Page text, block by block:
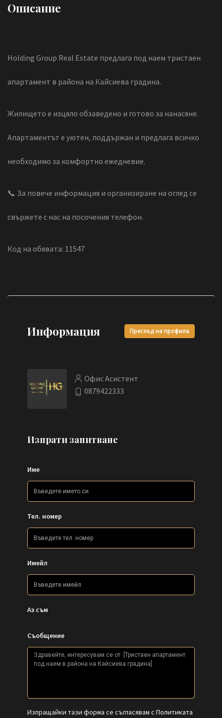
Описание
Holding Group Real Estate предлага под наем тристаен
апартамент в района на Кайсиева градина.
Жилището е изцяло обзаведено и готово за нанасяне.
Апартаментът е уютен, поддържан и предлага всичко
необходимо за комфортно ежедневие.
📞 За повече информация и организиране на оглед се
свържете с нас на посочения телефон.
Код на обявата: 11547
Информация Преглед на профила
Офис Асистент
0879422333
Изпрати запитване
Име
Тел. номер
Имейл
Аз съм
Съобщение
Изпращайки тази форма се съгласявам с Политиката